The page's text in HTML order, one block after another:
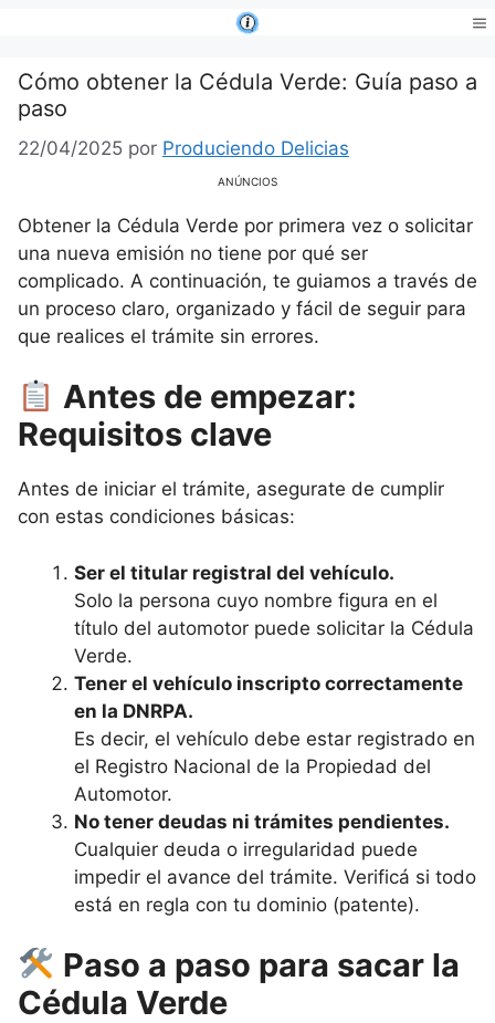
contenido
Cómo obtener la Cédula Verde: Guía paso a
paso
22/04/2025 por Produciendo Delicias
ANÚNCIOS
Obtener la Cédula Verde por primera vez o solicitar
una nueva emisión no tiene por qué ser
complicado. A continuación, te guiamos a través de
un proceso claro, organizado y fácil de seguir para
que realices el trámite sin errores.
Antes de empezar:
Requisitos clave
Antes de iniciar el trámite, asegurate de cumplir
con estas condiciones básicas:
Ser el titular registral del vehículo.
Solo la persona cuyo nombre figura en el
título del automotor puede solicitar la Cédula
Verde.
Tener el vehículo inscripto correctamente
en la DNRPA.
Es decir, el vehículo debe estar registrado en
el Registro Nacional de la Propiedad del
Automotor.
No tener deudas ni trámites pendientes.
Cualquier deuda o irregularidad puede
impedir el avance del trámite. Verificá si todo
está en regla con tu dominio (patente).
Paso a paso para sacar la
Cédula Verde